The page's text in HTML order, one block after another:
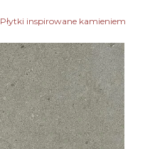
Płytki inspirowane kamieniem